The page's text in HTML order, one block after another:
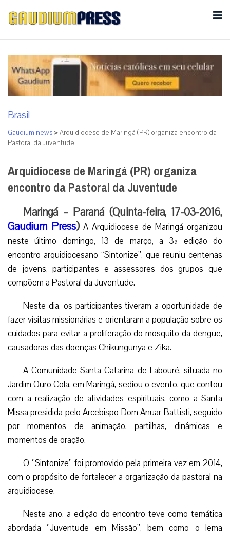
Brasil
Gaudium news >Arquidiocese de Maringá (PR) organiza encontro da
Pastoral da Juventude
Arquidiocese de Maringá (PR) organiza
encontro da Pastoral da Juventude
Maringá – Paraná (Quinta-feira, 17-03-2016,
Gaudium Press) A Arquidiocese de Maringá organizou
neste último domingo, 13 de março, a 3ª edição do
encontro arquidiocesano “Sintonize”, que reuniu centenas
de jovens, participantes e assessores dos grupos que
compõem a Pastoral da Juventude.
Neste dia, os participantes tiveram a oportunidade de
fazer visitas missionárias e orientaram a população sobre os
cuidados para evitar a proliferação do mosquito da dengue,
causadoras das doenças Chikungunya e Zika.
A Comunidade Santa Catarina de Labouré, situada no
Jardim Ouro Cola, em Maringá, sediou o evento, que contou
com a realização de atividades espirituais, como a Santa
Missa presidida pelo Arcebispo Dom Anuar Battisti, seguido
por momentos de animação, partilhas, dinâmicas e
momentos de oração.
O “Sintonize” foi promovido pela primeira vez em 2014,
com o propósito de fortalecer a organização da pastoral na
arquidiocese.
Neste ano, a edição do encontro teve como temática
abordada “Juventude em Missão”, bem como o lema